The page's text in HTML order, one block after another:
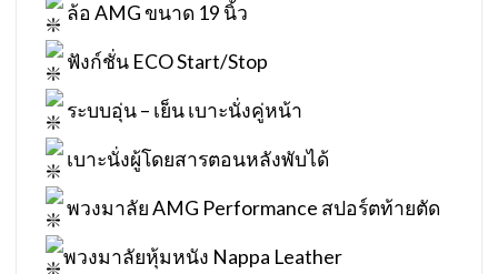
ล้อ AMG ขนาด 19 นิ้ว
ฟังก์ชั่น ECO Start/Stop
ระบบอุ่น – เย็น เบาะนั่งคู่หน้า
เบาะนั่งผู้โดยสารตอนหลังพับได้
พวงมาลัย AMG Performance สปอร์ตท้ายตัด
พวงมาลัยหุ้มหนัง Nappa Leather